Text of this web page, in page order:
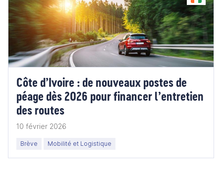
Côte d’Ivoire : de nouveaux postes de
péage dès 2026 pour financer l’entretien
des routes
10 février 2026
Brève Mobilité et Logistique